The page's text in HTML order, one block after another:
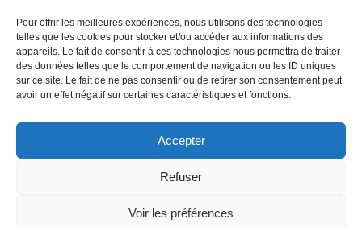
Pour offrir les meilleures expériences, nous utilisons des technologies
telles que les cookies pour stocker et/ou accéder aux informations des
appareils. Le fait de consentir à ces technologies nous permettra de traiter
des données telles que le comportement de navigation ou les ID uniques
sur ce site. Le fait de ne pas consentir ou de retirer son consentement peut
avoir un effet négatif sur certaines caractéristiques et fonctions.
Accepter
Refuser
Voir les préférences
aucun cas se substituer à un acte médical ou des prescriptions
de médicaments. Les techniques réflexes de relaxation et/ou de
réflexologie ne remplacent pas les soins prodigués par des
kinésithérapeutes ou des ostéopathes notamment. Les
destinées au bien-être de la personne, à la prévention et à la
gestion du stress et troubles fonctionnels associés.
@relaxo-reflexo.fr